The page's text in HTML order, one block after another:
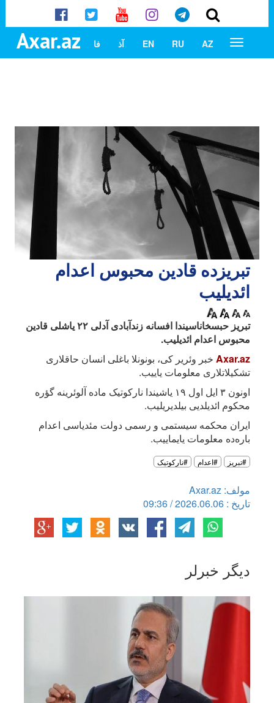
Axar.az AZ
RU
EN آذ فا
تبریزده قادین محبوس اعدام
ائدیلیب
تبریز حبسخاناسیندا افسانه زندآبادی آدلی ۲۲ یاشلی قادین
محبوس اعدام ائدیلیب.
Axar.az خبر وئریر کی، بونونلا باغلی انسان حاقلاری
تشکیلاتلاری معلومات یاییب.
اونون ۳ ایل اول ۱۹ یاشیندا نارکوتیک ماده آلوئرینه گؤره
محکوم ائدیلدیی بیلدیریلیب.
ایران محکمه سیستمی و رسمی دولت مئدیاسی اعدام
باره‌ده معلومات یایماییب.
#تبریز #اعدام #نارکوتیک
مولف: Axar.az
تاریخ : 2026.06.06 / 09:36
دیگر خبرلر